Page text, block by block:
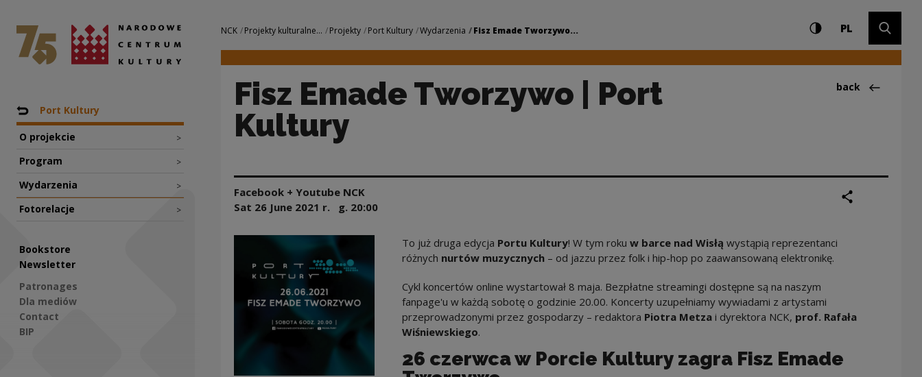
Fisz Emade Tworzywo | Port Kultury | Narodowe Centrum
National Centre for Culture Poland
Nawigacja
Back to: Projekty
Port Kultury
O projekcie >
Program >
Wydarzenia >
Fotorelacje >
Bookstore
Newsletter
Patronages
Dla mediów
Contact
BIP
Navigation
NCK Projekty kulturalne... Projekty Port Kultury Wydarzenia Fisz Emade Tworzywo... Settings and search
High contrast
PLCHANGE
Fisz Emade Tworzywo | Port
Kultury
Back
back
Facebook + Youtube NCK
Sat 26 June 2021 r. g. 20:00
To już druga edycja Portu Kultury! W tym roku w barce nad Wisłą wystąpią reprezentanci
różnych nurtów muzycznych– od jazzu przez folk i hip-hop po zaawansowaną elektronikę.
Cykl koncertów online wystartował 8 maja. Bezpłatne streamingi dostępne są na naszym
fanpage'u w każdą sobotę o godzinie 20.00. Koncerty uzupełniamy wywiadami z artystami
przeprowadzonymi przez gospodarzy – redaktora Piotra Metzai dyrektora NCK, prof. Rafała
Wiśniewskiego.
26 czerwca w Porcie Kultury zagra Fisz Emade